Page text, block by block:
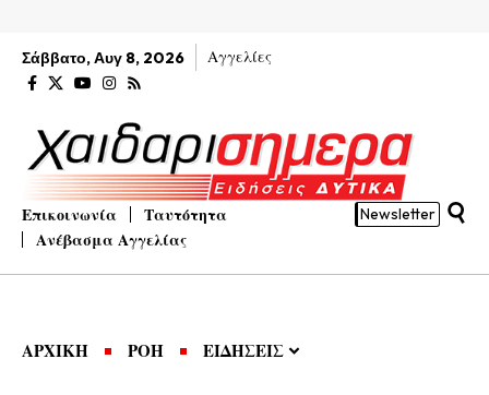
Σάββατο, Αυγ 8, 2026 Αγγελίες
Επικοινωνία
Ταυτότητα
Ανέβασμα Αγγελίας
Newsletter
ΑΡΧΙΚΗ ΡΟΗ ΕΙΔΗΣΕΙΣ